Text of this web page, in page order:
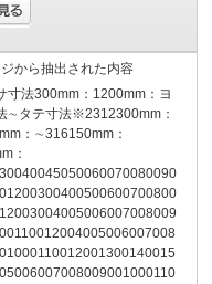
から抽出された内容
寸法300mm：1200mm：ヨ
∼タテ寸法※2312300mm：
：∼316150mm：
：